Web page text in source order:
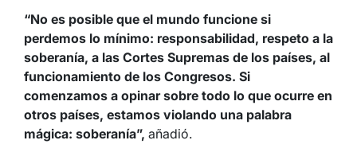
“No es posible que el mundo funcione si
perdemos lo mínimo: responsabilidad, respeto a la
soberanía, a las Cortes Supremas de los países, al
funcionamiento de los Congresos. Si
comenzamos a opinar sobre todo lo que ocurre en
otros países, estamos violando una palabra
mágica: soberanía”, añadió.